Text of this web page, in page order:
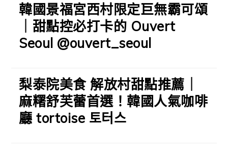
韓國景福宮西村限定巨無霸可頌
｜甜點控必打卡的 Ouvert
Seoul @ouvert_seoul
梨泰院美食 解放村甜點推薦｜
麻糬舒芙蕾首選！韓國人氣咖啡
廳 tortoise 토터스